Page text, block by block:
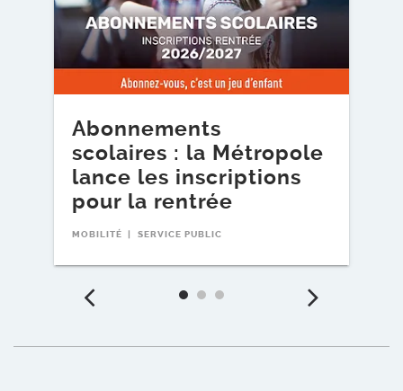
Précédent
Abonnements
scolaires : la Métropole
lance les inscriptions
pour la rentrée
MOBILITÉ SERVICE PUBLIC